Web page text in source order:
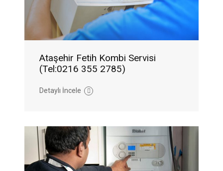
Ataşehir Fetih Kombi Servisi
(Tel:0216 355 2785)
Detaylı İncele